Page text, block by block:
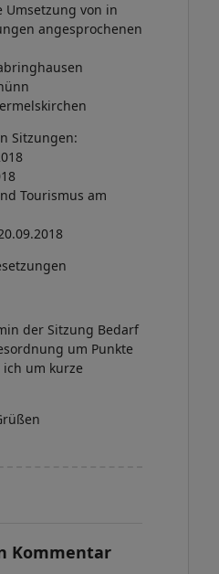
von in
angesprochenen
Sitzungen:
Tourismus am
der Sitzung Bedarf
um Punkte
um kurze
Kommentar